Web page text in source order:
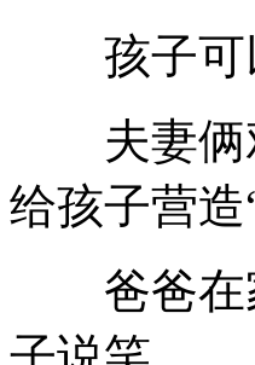
孩子可
夫妻俩艰
给孩子营
爸爸在家